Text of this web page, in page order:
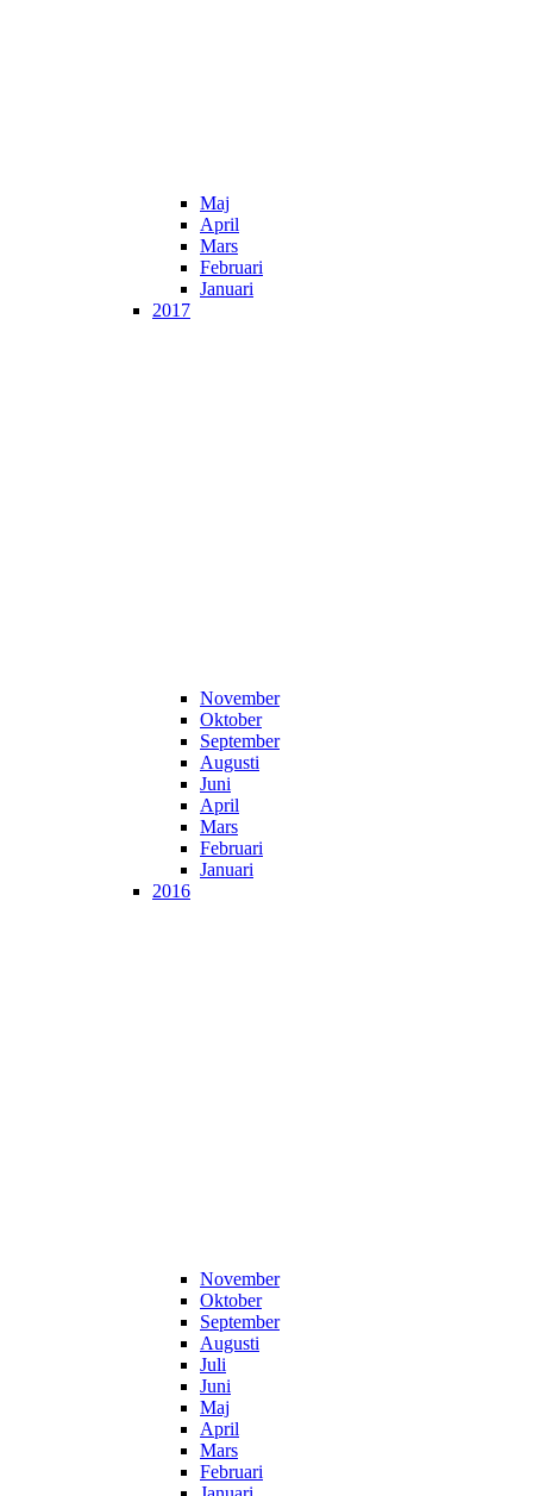
Maj
April
Mars
Februari
Januari
2017
November
Oktober
September
Augusti
Juni
April
Mars
Februari
Januari
2016
November
Oktober
September
Augusti
Juli
Juni
Maj
April
Mars
Februari